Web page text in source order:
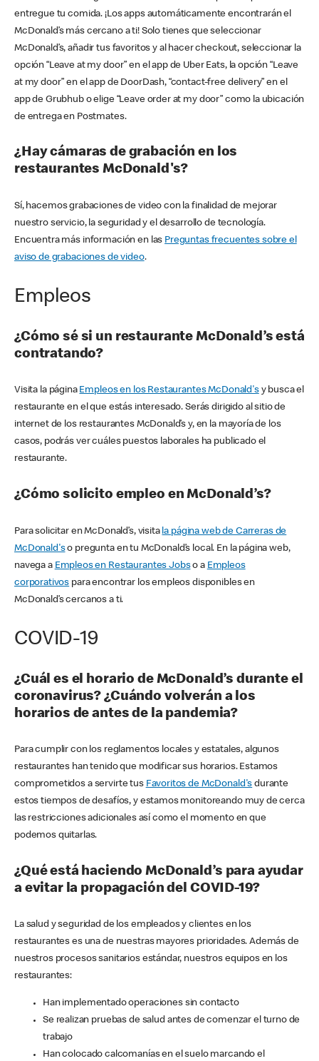
entregue tu comida. ¡Los apps automáticamente encontrarán el
McDonald’s más cercano a ti! Solo tienes que seleccionar
McDonald’s, añadir tus favoritos y al hacer checkout, seleccionar la
opción “Leave at my door” en el app de Uber Eats, la opción “Leave
at my door” en el app de DoorDash, “contact-free delivery” en el
app de Grubhub o elige “Leave order at my door” como la ubicación
de entrega en Postmates.
¿Hay cámaras de grabación en los
restaurantes McDonald's?
Sí, hacemos grabaciones de video con la finalidad de mejorar
nuestro servicio, la seguridad y el desarrollo de tecnología.
Encuentra más información en las Preguntas frecuentes sobre el
aviso de grabaciones de video.
Empleos
¿Cómo sé si un restaurante McDonald’s está
contratando?
Visita la página Empleos en los Restaurantes McDonald'sy busca el
restaurante en el que estás interesado. Serás dirigido al sitio de
internet de los restaurantes McDonald’s y, en la mayoría de los
casos, podrás ver cuáles puestos laborales ha publicado el
restaurante.
¿Cómo solicito empleo en McDonald’s?
Para solicitar en McDonald’s, visita la página web de Carreras de
McDonald'so pregunta en tu McDonald’s local. En la página web,
navega a Empleos en Restaurantes Jobso a Empleos
corporativos para encontrar los empleos disponibles en
McDonald’s cercanos a ti.
COVID-19
¿Cuál es el horario de McDonald’s durante el
coronavirus? ¿Cuándo volverán a los
horarios de antes de la pandemia?
Para cumplir con los reglamentos locales y estatales, algunos
restaurantes han tenido que modificar sus horarios. Estamos
comprometidos a servirte tus Favoritos de McDonald's durante
estos tiempos de desafíos, y estamos monitoreando muy de cerca
las restricciones adicionales así como el momento en que
podemos quitarlas.
¿Qué está haciendo McDonald’s para ayudar
a evitar la propagación del COVID-19?
La salud y seguridad de los empleados y clientes en los
restaurantes es una de nuestras mayores prioridades. Además de
nuestros procesos sanitarios estándar, nuestros equipos en los
restaurantes:
Han implementado operaciones sin contacto
Se realizan pruebas de salud antes de comenzar el turno de
trabajo
Han colocado calcomanías en el suelo marcando el